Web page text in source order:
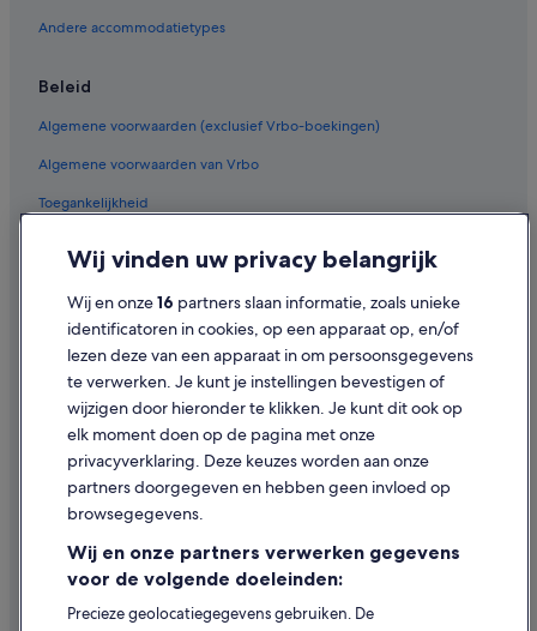
Andere accommodatietypes
Beleid
Algemene voorwaarden (exclusief Vrbo-boekingen)
Algemene voorwaarden van Vrbo
Toegankelijkheid
Gebruiksvoorwaarden
Juridische informatie/Contact
Inhoudsrichtlijnen en inhoud rapporteren
Hulp
Contact
Restitutieproces en tijdsbestek
Boek een vlucht met airlinetegoed
Wij vinden uw privacy belangrijk
Wij en onze16 partners slaan informatie, zoals unieke
identificatoren in cookies, op een apparaat op, en/of
lezen deze van een apparaat in om persoonsgegevens
te verwerken. Je kunt je instellingen bevestigen of
wijzigen door hieronder te klikken. Je kunt dit ook op
elk moment doen op de pagina met onze
privacyverklaring. Deze keuzes worden aan onze
partners doorgegeven en hebben geen invloed op
browsegegevens.
Wij en onze partners verwerken gegevens
voor de volgende doeleinden:
Precieze geolocatiegegevens gebruiken. De